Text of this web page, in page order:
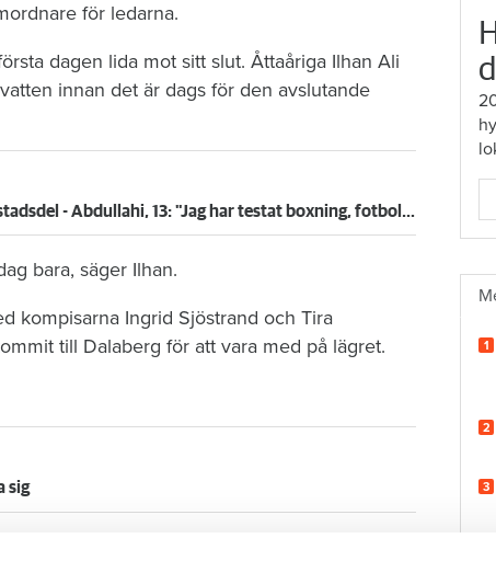
för ledarna.
dagen lida mot sitt slut. Åttaåriga Ilhan Ali
innan det är dags för den avslutande
Street Games tar idrotten till utsatt stadsdel - Abdullahi, 13: "Jag har testat boxning, fotboll och dans"
bara, säger Ilhan.
kompisarna Ingrid Sjöstrand och Tira
till Dalaberg för att vara med på lägret.
sig
dag fram till fredag. Lunch serveras mitt på